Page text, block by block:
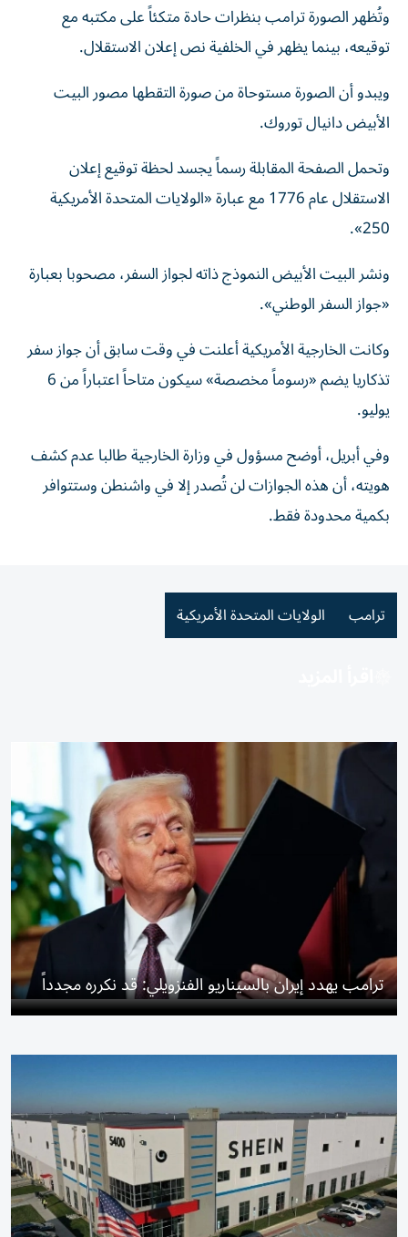
وتُظهر الصورة ترامب بنظرات حادة متكئاً على مكتبه مع
توقيعه، بينما يظهر في الخلفية نص إعلان الاستقلال.
ويبدو أن الصورة مستوحاة من صورة التقطها مصور البيت
الأبيض دانيال توروك.
وتحمل الصفحة المقابلة رسماً يجسد لحظة توقيع إعلان
الاستقلال عام 1776 مع عبارة «الولايات المتحدة الأمريكية
250».
ونشر البيت الأبيض النموذج ذاته لجواز السفر، مصحوبا بعبارة
«جواز السفر الوطني».
وكانت الخارجية الأمريكية أعلنت في وقت سابق أن جواز سفر
تذكاريا يضم «رسوماً مخصصة» سيكون متاحاً اعتباراً من 6
يوليو.
وفي أبريل، أوضح مسؤول في وزارة الخارجية طالبا عدم كشف
هويته، أن هذه الجوازات لن تُصدر إلا في واشنطن وستتوافر
بكمية محدودة فقط.
ترامب الولايات المتحدة الأمريكية
ترامب يهدد إيران بالسيناريو الفنزويلي: قد نكرره مجدداً